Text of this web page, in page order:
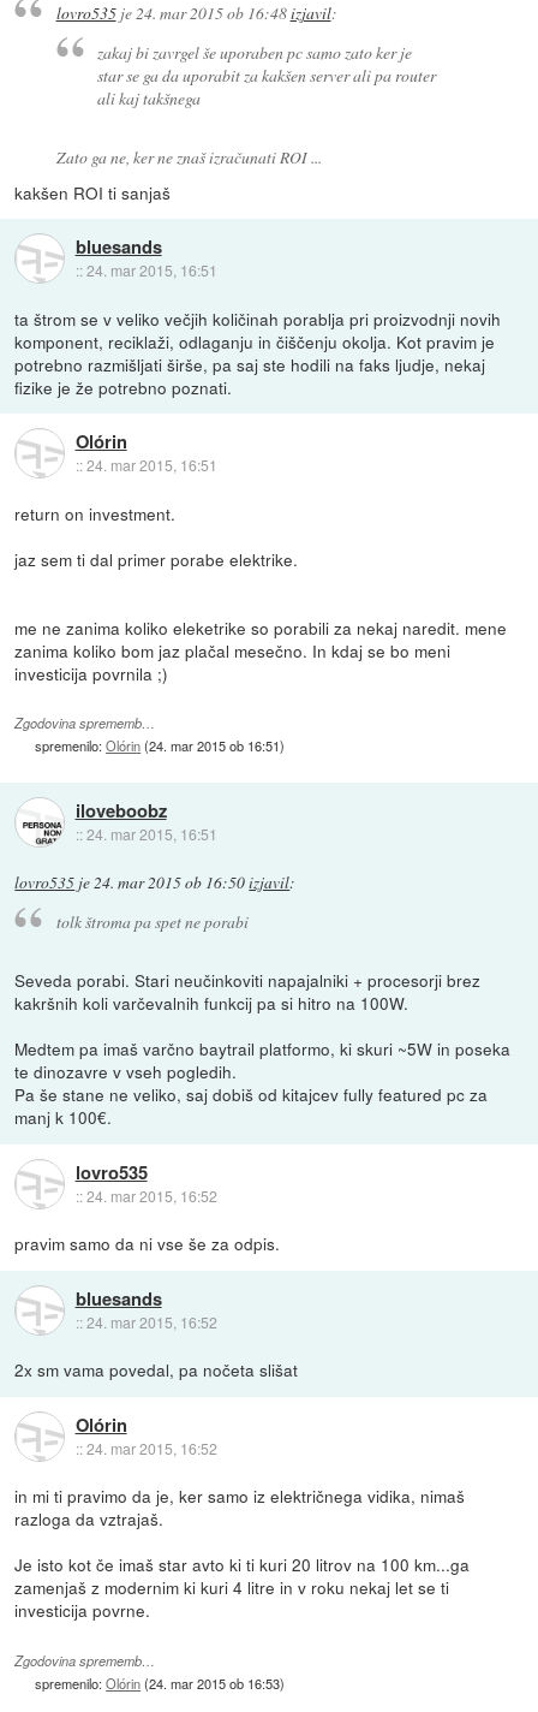
lovro535je24. mar 2015 ob 16:48izjavil:
zakaj bi zavrgel še uporaben pc samo zato ker je
star se ga da uporabit za kakšen server ali pa router
ali kaj takšnega
Zato ga ne, ker ne znaš izračunati ROI ...
kakšen ROI ti sanjaš
bluesands
::24. mar 2015, 16:51
ta štrom se v veliko večjih količinah porablja pri proizvodnji novih
komponent, reciklaži, odlaganju in čiščenju okolja. Kot pravim je
potrebno razmišljati širše, pa saj ste hodili na faks ljudje, nekaj
fizike je že potrebno poznati.
Olórin
::24. mar 2015, 16:51
return on investment.
jaz sem ti dal primer porabe elektrike.
me ne zanima koliko eleketrike so porabili za nekaj naredit. mene
zanima koliko bom jaz plačal mesečno. In kdaj se bo meni
investicija povrnila ;)
Zgodovina sprememb…
spremenilo:Olórin(24. mar 2015 ob 16:51)
iloveboobz
::24. mar 2015, 16:51
lovro535 je24. mar 2015 ob 16:50izjavil:
tolk štroma pa spet ne porabi
Seveda porabi. Stari neučinkoviti napajalniki + procesorji brez
kakršnih koli varčevalnih funkcij pa si hitro na 100W.
Medtem pa imaš varčno baytrail platformo, ki skuri ~5W in poseka
te dinozavre v vseh pogledih.
Pa še stane ne veliko, saj dobiš od kitajcev fully featured pc za
manj k 100€.
lovro535
::24. mar 2015, 16:52
pravim samo da ni vse še za odpis.
bluesands
::24. mar 2015, 16:52
2x sm vama povedal, pa nočeta slišat
Olórin
::24. mar 2015, 16:52
in mi ti pravimo da je, ker samo iz električnega vidika, nimaš
razloga da vztrajaš.
Je isto kot če imaš star avto ki ti kuri 20 litrov na 100 km...ga
zamenjaš z modernim ki kuri 4 litre in v roku nekaj let se ti
investicija povrne.
Zgodovina sprememb…
spremenilo:Olórin(24. mar 2015 ob 16:53)